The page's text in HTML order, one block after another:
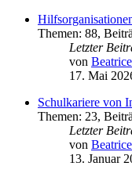
Themen: 88,
Letzter
von Beatrice
17. Mai
Schulkariere von
Themen: 23,
Letzter
von Beatrice
13. Januar